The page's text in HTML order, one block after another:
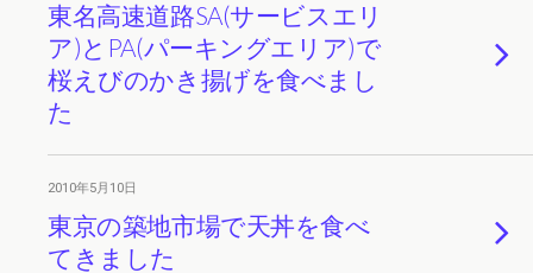
東名高速道路SA(サービスエリ
ア)とPA(パーキングエリア)で
桜えびのかき揚げを食べまし
た
2010年5月10日
東京の築地市場で天丼を食べ
てきました